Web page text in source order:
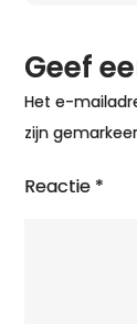
Geef
Het e-
zijn
Reactie *